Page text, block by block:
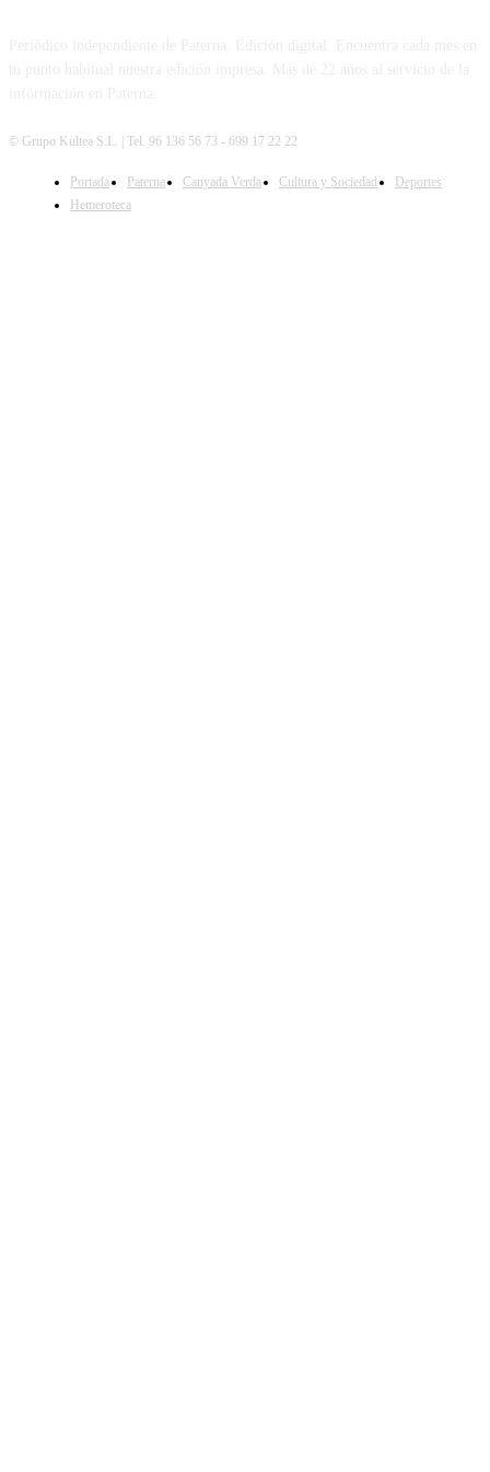
SÍGUENOS
© Grupo Kultea S.L. | Tel. 96 136 56 73 - 699 17 22 22
Portada Paterna Canyada Verda Cultura y Sociedad
Deportes
Hemeroteca